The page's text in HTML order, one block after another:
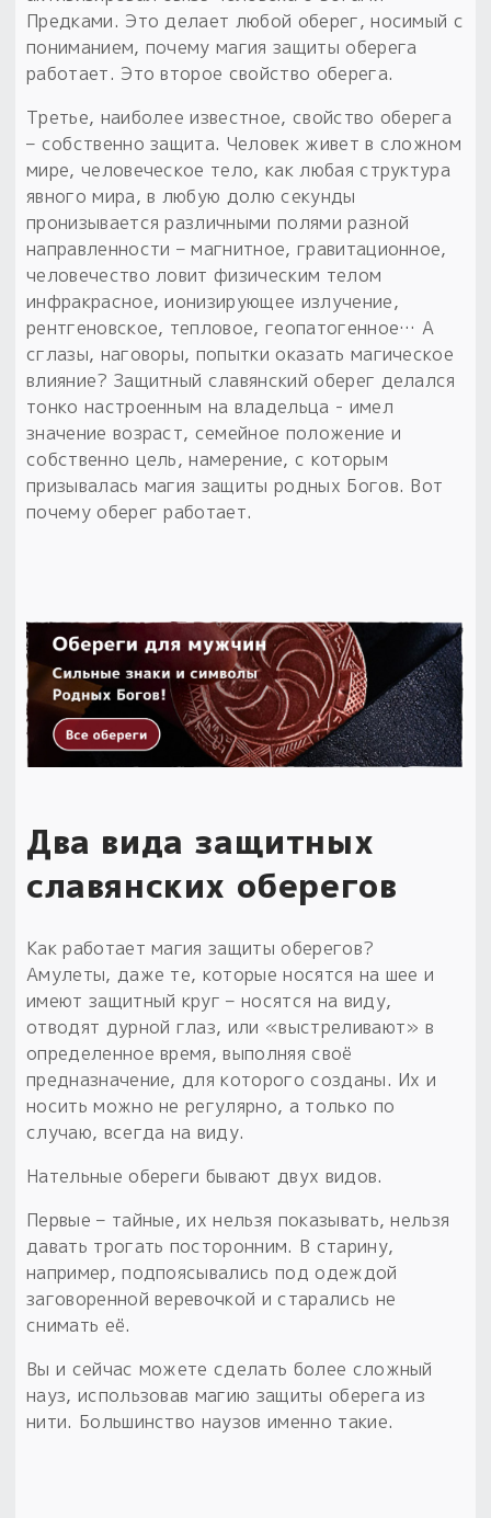
Предками. Это делает любой оберег, носимый с
пониманием, почему магия защиты оберега
работает. Это второе свойство оберега.
Третье, наиболее известное, свойство оберега
– собственно защита. Человек живет в сложном
мире, человеческое тело, как любая структура
явного мира, в любую долю секунды
пронизывается различными полями разной
направленности – магнитное, гравитационное,
человечество ловит физическим телом
инфракрасное, ионизирующее излучение,
рентгеновское, тепловое, геопатогенное… А
сглазы, наговоры, попытки оказать магическое
влияние? Защитный славянский оберег делался
тонко настроенным на владельца - имел
значение возраст, семейное положение и
собственно цель, намерение, с которым
призывалась магия защиты родных Богов. Вот
почему оберег работает.
Два вида защитных
славянских оберегов
Как работает магия защиты оберегов?
Амулеты, даже те, которые носятся на шее и
имеют защитный круг – носятся на виду,
отводят дурной глаз, или «выстреливают» в
определенное время, выполняя своё
предназначение, для которого созданы. Их и
носить можно не регулярно, а только по
случаю, всегда на виду.
Нательные обереги бывают двух видов.
Первые – тайные, их нельзя показывать, нельзя
давать трогать посторонним. В старину,
например, подпоясывались под одеждой
заговоренной веревочкой и старались не
снимать её.
Вы и сейчас можете сделать более сложный
науз, использовав магию защиты оберега из
нити. Большинство наузов именно такие.